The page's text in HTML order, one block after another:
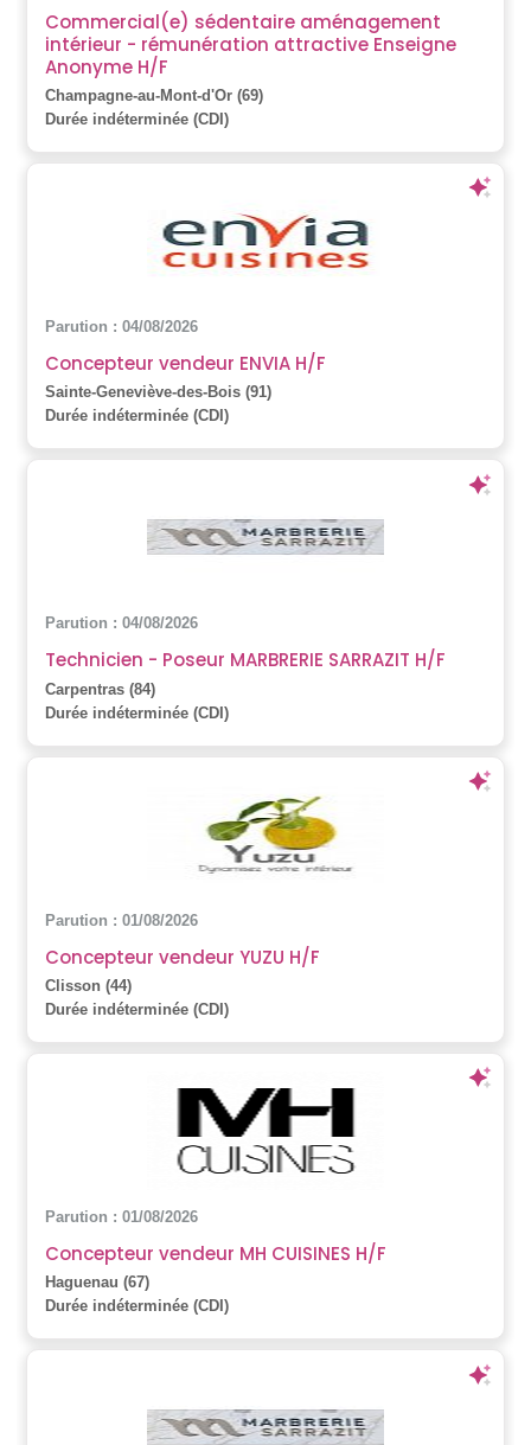
Commercial(e) sédentaire aménagement
intérieur - rémunération attractive Enseigne
Anonyme H/F
Champagne-au-Mont-d'Or (69)
Durée indéterminée (CDI)
Parution : 04/08/2026
Concepteur vendeur ENVIA H/F
Sainte-Geneviève-des-Bois (91)
Durée indéterminée (CDI)
Parution : 04/08/2026
Technicien - Poseur MARBRERIE SARRAZIT H/F
Carpentras (84)
Durée indéterminée (CDI)
Parution : 01/08/2026
Concepteur vendeur YUZU H/F
Clisson (44)
Durée indéterminée (CDI)
Parution : 01/08/2026
Concepteur vendeur MH CUISINES H/F
Haguenau (67)
Durée indéterminée (CDI)